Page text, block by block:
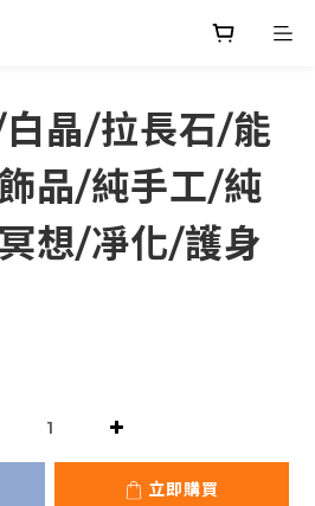
晶/拉長石/能
品/純手工/純
想/凈化/護身
立即購買